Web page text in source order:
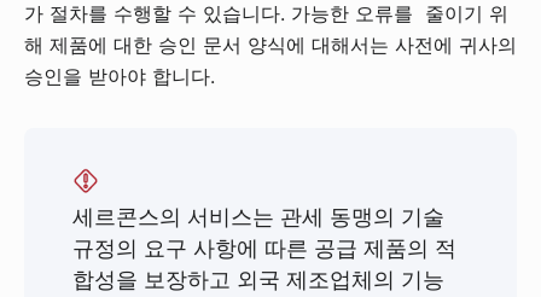
가 절차를 수행할 수 있습니다. 가능한 오류를 줄이기 위
해 제품에 대한 승인 문서 양식에 대해서는 사전에 귀사의
승인을 받아야 합니다.
세르콘스의 서비스는 관세 동맹의 기술
규정의 요구 사항에 따른 공급 제품의 적
합성을 보장하고 외국 제조업체의 기능